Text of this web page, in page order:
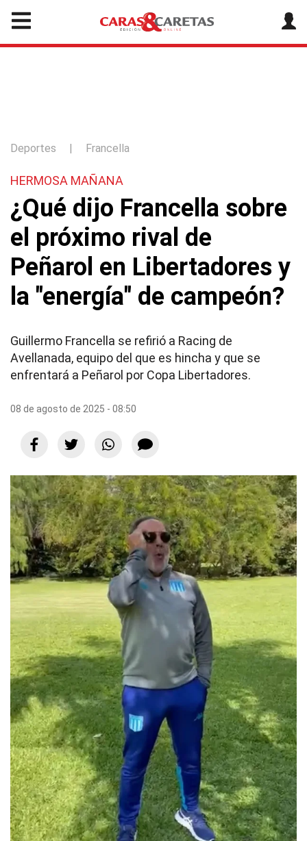
Deportes | Francella
HERMOSA MAÑANA
¿Qué dijo Francella sobre
el próximo rival de
Peñarol en Libertadores y
la "energía" de campeón?
Guillermo Francella se refirió a Racing de
Avellanada, equipo del que es hincha y que se
enfrentará a Peñarol por Copa Libertadores.
08 de agosto de 2025 - 08:50